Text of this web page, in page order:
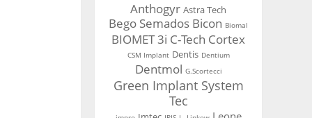
Anthogyr Astra Tech
Bego Semados Bicon Biomal
BIOMET 3i C-Tech Cortex
CSM Implant Dentis Dentium
Dentmol G.Scortecci
Green Implant System
Tec